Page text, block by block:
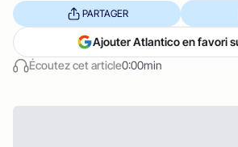
Écoutez cet article0:00min
PARTAGER
Ajouter Atlantico en favori